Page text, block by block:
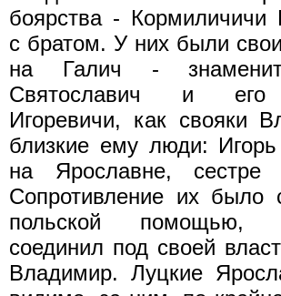
боярства - Кормиличичи
с братом. У них были
на Галич -
Святославич и его
Игоревичи, как свояки
близкие ему люди:
на Ярославне, сестре
Сопротивление их было
польской
соединил под своей
Владимир. Луцкие